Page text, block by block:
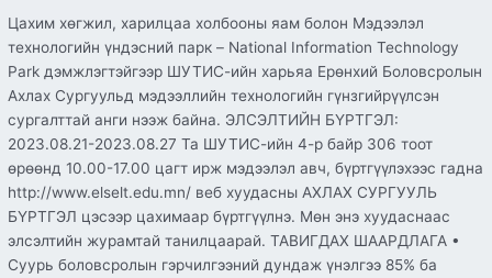
Цахим хөгжил, харилцаа холбооны яам болон Мэдээлэл
технологийн үндэсний парк – National Information Technology
Park дэмжлэгтэйгээр ШУТИС-ийн харьяа Ерөнхий Боловсролын
Ахлах Сургуульд мэдээллийн технологийн гүнзгийрүүлсэн
сургалттай анги нээж байна. ЭЛСЭЛТИЙН БҮРТГЭЛ:
2023.08.21-2023.08.27 Та ШУТИС-ийн 4-р байр 306 тоот
өрөөнд 10.00-17.00 цагт ирж мэдээлэл авч, бүртгүүлэхээс гадна
http://www.elselt.edu.mn/ веб хуудасны АХЛАХ СУРГУУЛЬ
БҮРТГЭЛ цэсээр цахимаар бүртгүүлнэ. Мөн энэ хуудаснаас
элсэлтийн журамтай танилцаарай. ТАВИГДАХ ШААРДЛАГА •
Суурь боловсролын гэрчилгээний дундаж үнэлгээ 85% ба